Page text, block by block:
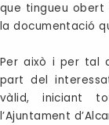
que tingueu obert
la documentació
Per això i per tal
part del
vàlid, iniciant
l’Ajuntament